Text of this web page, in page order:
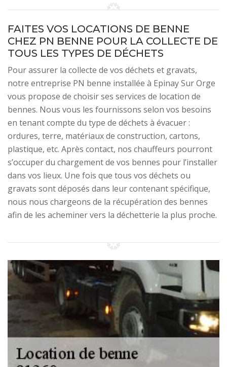
FAITES VOS LOCATIONS DE BENNE
CHEZ PN BENNE POUR LA COLLECTE DE
TOUS LES TYPES DE DÉCHETS
Pour assurer la collecte de vos déchets et gravats,
notre entreprise PN benne installée à Epinay Sur Orge
vous propose de choisir ses services de location de
bennes. Nous vous les fournissons selon vos besoins
en tenant compte du type de déchets à évacuer :
ordures, terre, matériaux de construction, cartons,
plastique, etc. Après contact, nos chauffeurs pourront
s’occuper du chargement de vos bennes pour l’installer
dans vos lieux. Une fois que tous vos déchets ou
gravats sont déposés dans leur contenant spécifique,
nous nous chargeons de la récupération des bennes
afin de les acheminer vers la déchetterie la plus proche.